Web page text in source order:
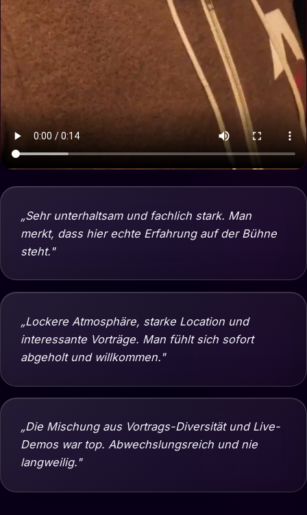
„Sehr unterhaltsam und fachlich stark. Man
merkt, dass hier echte Erfahrung auf der Bühne
steht."
„Lockere Atmosphäre, starke Location und
interessante Vorträge. Man fühlt sich sofort
abgeholt und willkommen."
„Die Mischung aus Vortrags-Diversität und Live-
Demos war top. Abwechslungsreich und nie
langweilig."